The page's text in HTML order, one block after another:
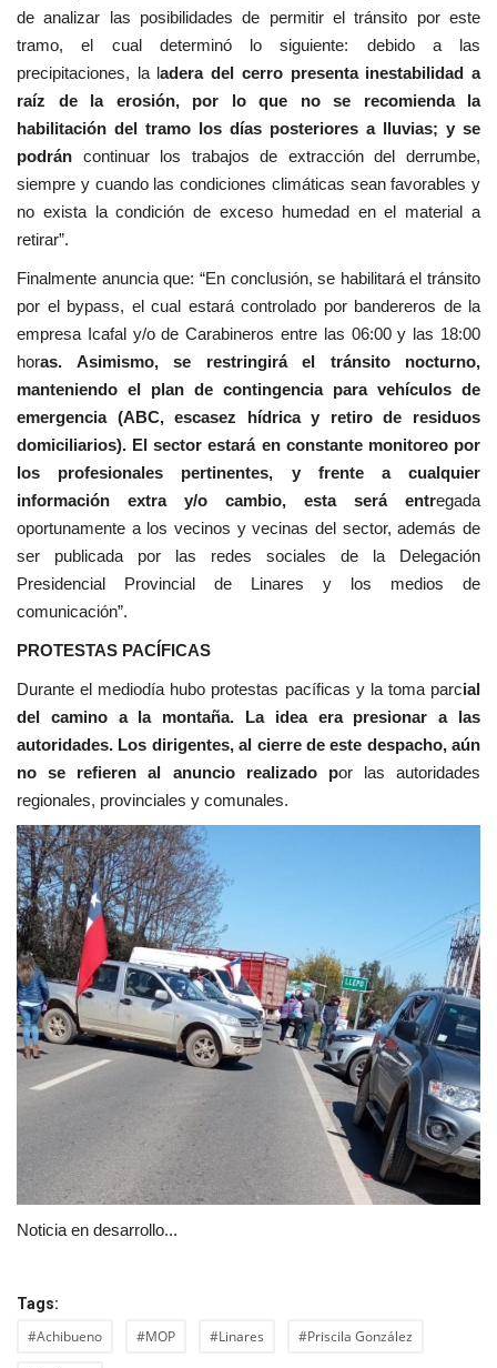
de analizar las posibilidades de permitir el tránsito por este
tramo, el cual determinó lo siguiente: debido a las
precipitaciones, la ladera del cerro presenta inestabilidad a
raíz de la erosión, por lo que no se recomienda la
habilitación del tramo los días posteriores a lluvias; y se
podrán continuar los trabajos de extracción del derrumbe,
siempre y cuando las condiciones climáticas sean favorables y
no exista la condición de exceso humedad en el material a
retirar”.
Finalmente anuncia que: “En conclusión, se habilitará el tránsito
por el bypass, el cual estará controlado por bandereros de la
empresa Icafal y/o de Carabineros entre las 06:00 y las 18:00
horas. Asimismo, se restringirá el tránsito nocturno,
manteniendo el plan de contingencia para vehículos de
emergencia (ABC, escasez hídrica y retiro de residuos
domiciliarios). El sector estará en constante monitoreo por
los profesionales pertinentes, y frente a cualquier
información extra y/o cambio, esta será entregada
oportunamente a los vecinos y vecinas del sector, además de
ser publicada por las redes sociales de la Delegación
Presidencial Provincial de Linares y los medios de
comunicación”.
PROTESTAS PACÍFICAS
Durante el mediodía hubo protestas pacíficas y la toma parcial
del camino a la montaña. La idea era presionar a las
autoridades. Los dirigentes, al cierre de este despacho, aún
no se refieren al anuncio realizado por las autoridades
regionales, provinciales y comunales.
Noticia en desarrollo...
Tags:
#Achibueno #MOP #Linares #Priscila González